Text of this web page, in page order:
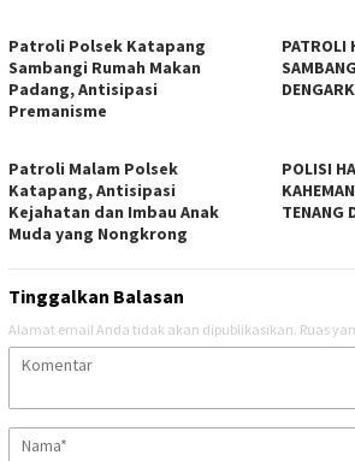
‎Patroli Polsek Katapang
Sambangi Rumah Makan
Padang, Antisipasi
Premanisme
‎PATROLI
‎Patroli Malam Polsek
Katapang, Antisipasi
Kejahatan dan Imbau Anak
Muda yang Nongkrong
‎POLISI
TENANG
Tinggalkan Balasan
Alamat email Anda tidak akan dipublikasikan. Ruas